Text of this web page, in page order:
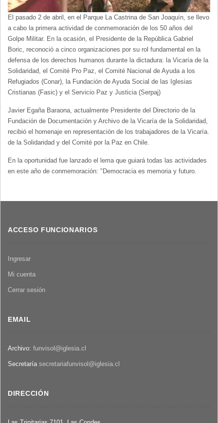
El pasado 2 de abril, en el Parque La Castrina de San Joaquín, se llevo
a cabo la primera actividad de conmemoración de los 50 años del
Golpe Militar. En la ocasión, el Presidente de la República Gabriel
Boric, reconoció a cinco organizaciones por su rol fundamental en la
defensa de los derechos humanos durante la dictadura: la Vicaría de la
Solidaridad, el Comité Pro Paz, el Comité Nacional de Ayuda a los
Refugiados (Conar), la Fundación de Ayuda Social de las Iglesias
Cristianas (Fasic) y el Servicio Paz y Justicia (Serpaj)
Javier Egaña Baraona, actualmente Presidente del Directorio de la
Fundación de Documentación y Archivo de la Vicaría de la Solidaridad,
recibió el homenaje en representación de los trabajadores de la Vicaría.
de la Solidaridad y del Comité por la Paz en Chile.
En la oportunidad fue lanzado el lema que guiará todas las actividades
en este año de conmemoración: "Democracia es memoria y futuro.
ACCESO FUNCIONARIOS
Ingresar
Mi cuenta
Cerrar sesión
EMAIL
Archivo: funvisol@iglesia.cl
Secretaría secretariafunvisol@iglesia.cl
DIRECCIÓN